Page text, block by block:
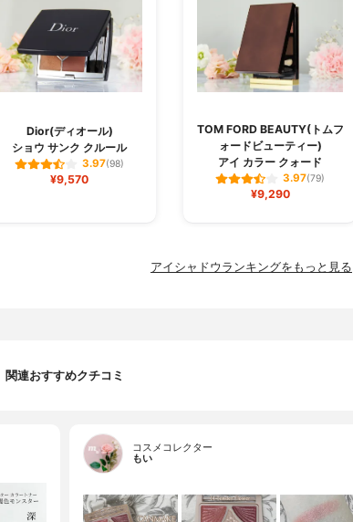
Dior(ディオール)
ショウ サンク クルール
3.97(98)
¥9,570
TOM FORD BEAUTY(トムフ
ォードビューティー)
アイ カラー クォード
3.97(79)
¥9,290
アイシャドウランキングをもっと見る
関連おすすめクチコミ
コスメコレクター
もい